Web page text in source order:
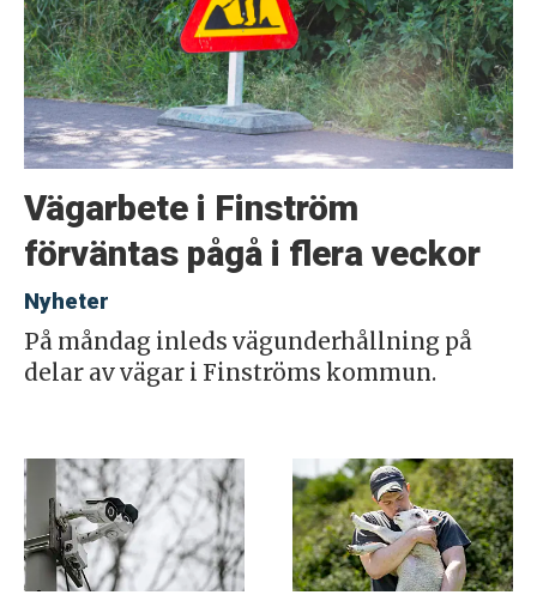
Vägarbete i Finström
förväntas pågå i flera veckor
Nyheter
På måndag inleds vägunderhållning på
delar av vägar i Finströms kommun.